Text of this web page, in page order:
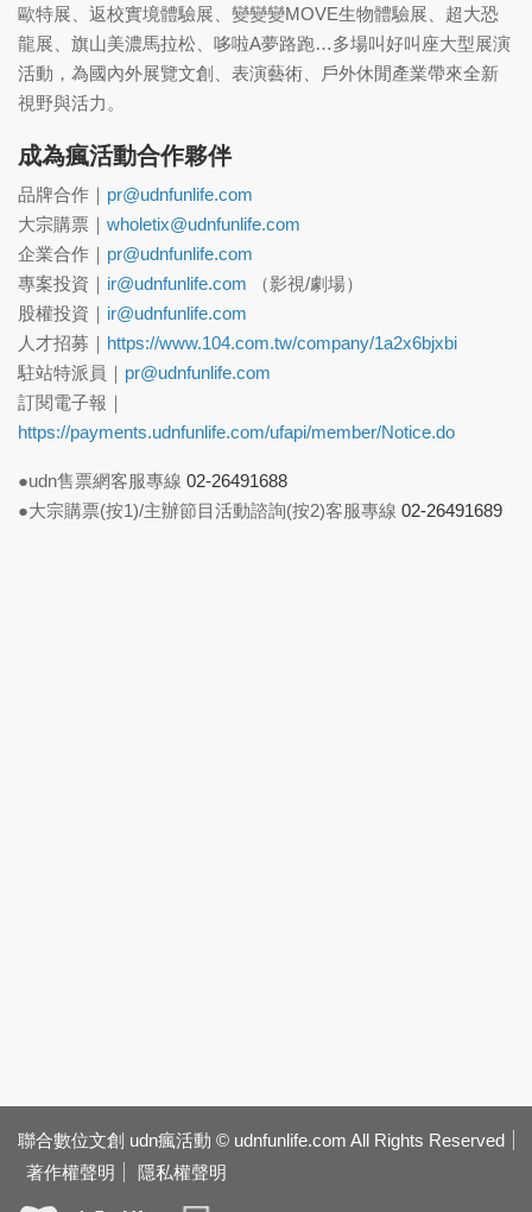
歐特展、返校實境體驗展、變變變MOVE生物體驗展、超大恐
龍展、旗山美濃馬拉松、哆啦A夢路跑…多場叫好叫座大型展演
活動，為國內外展覽文創、表演藝術、戶外休閒產業帶來全新
視野與活力。
成為瘋活動合作夥伴
品牌合作｜ pr@udnfunlife.com
大宗購票｜ wholetix@udnfunlife.com
企業合作｜ pr@udnfunlife.com
專案投資｜ ir@udnfunlife.com （影視/劇場）
股權投資｜ ir@udnfunlife.com
人才招募｜ https://www.104.com.tw/company/1a2x6bjxbi
駐站特派員｜ pr@udnfunlife.com
訂閱電子報｜
https://payments.udnfunlife.com/ufapi/member/Notice.do
●udn售票網客服專線 02-26491688
●大宗購票(按1)/主辦節目活動諮詢(按2)客服專線 02-26491689
聯合數位文創 udn瘋活動 © udnfunlife.com All Rights Reserved
著作權聲明
隱私權聲明